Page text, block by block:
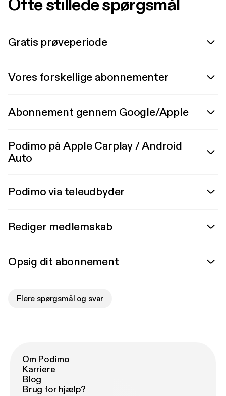
Ofte stillede spørgsmål
Gratis prøveperiode
Vores forskellige abonnementer
Abonnement gennem Google/Apple
Podimo på Apple Carplay / Android
Auto
Podimo via teleudbyder
Rediger medlemskab
Opsig dit abonnement
Flere spørgsmål og svar
Om Podimo
Karriere
Blog
Brug for hjælp?